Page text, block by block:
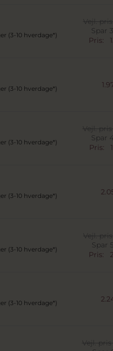
(3-10 hverdage*)
Vejl. pris
Spar
Pris:
(3-10 hverdage*)
(3-10 hverdage*)
Vejl. pris
Spar
Pris:
(3-10 hverdage*)
(3-10 hverdage*)
Vejl. pris
Spar
Pris:
(3-10 hverdage*)
Vejl. pris